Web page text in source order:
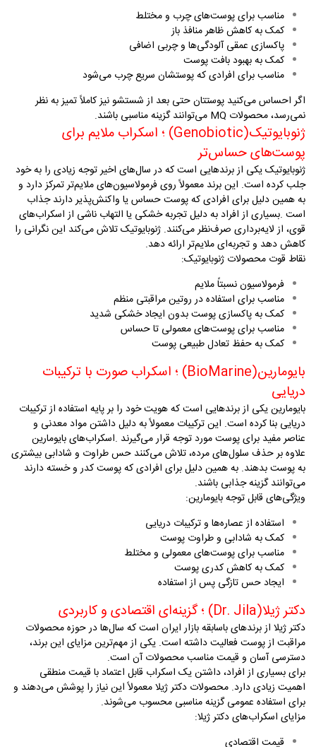
مناسب برای پوست‌های چرب و مختلط
کمک به کاهش ظاهر منافذ باز
پاکسازی عمقی آلودگی‌ها و چربی اضافی
کمک به بهبود بافت پوست
مناسب برای افرادی که پوستشان سریع چرب می‌شود
اگر احساس می‌کنید پوستتان حتی بعد از شستشو نیز کاملاً تمیز به نظر
نمی‌رسد، محصولات MQ می‌توانند گزینه مناسبی باشند.
ژنوبایوتیک(Genobiotic) ؛ اسکراب ملایم برای
پوست‌های حساس‌تر
ژنوبایوتیک یکی از برندهایی است که در سال‌های اخیر توجه زیادی را به خود
جلب کرده است. این برند معمولاً روی فرمولاسیون‌های ملایم‌تر تمرکز دارد و
به همین دلیل برای افرادی که پوست حساس یا واکنش‌پذیر دارند جذاب
است .بسیاری از افراد به دلیل تجربه خشکی یا التهاب ناشی از اسکراب‌های
قوی، از لایه‌برداری صرف‌نظر می‌کنند. ژنوبایوتیک تلاش می‌کند این نگرانی را
کاهش دهد و تجربه‌ای ملایم‌تر ارائه دهد.
نقاط قوت محصولات ژنوبایوتیک:
فرمولاسیون نسبتاً ملایم
مناسب برای استفاده در روتین مراقبتی منظم
کمک به پاکسازی پوست بدون ایجاد خشکی شدید
مناسب برای پوست‌های معمولی تا حساس
کمک به حفظ تعادل طبیعی پوست
بایومارین(BioMarine) ؛ اسکراب صورت با ترکیبات
دریایی
بایومارین یکی از برندهایی است که هویت خود را بر پایه استفاده از ترکیبات
دریایی بنا کرده است. این ترکیبات معمولاً به دلیل داشتن مواد معدنی و
عناصر مفید برای پوست مورد توجه قرار می‌گیرند .اسکراب‌های بایومارین
علاوه بر حذف سلول‌های مرده، تلاش می‌کنند حس طراوت و شادابی بیشتری
به پوست بدهند. به همین دلیل برای افرادی که پوست کدر و خسته دارند
می‌توانند گزینه جذابی باشند.
ویژگی‌های قابل توجه بایومارین:
استفاده از عصاره‌ها و ترکیبات دریایی
کمک به شادابی و طراوت پوست
مناسب برای پوست‌های معمولی و مختلط
کمک به کاهش کدری پوست
ایجاد حس تازگی پس از استفاده
دکتر ژیلا(Dr. Jila) ؛ گزینه‌ای اقتصادی و کاربردی
دکتر ژیلا از برندهای باسابقه بازار ایران است که سال‌ها در حوزه محصولات
مراقبت از پوست فعالیت داشته است. یکی از مهم‌ترین مزایای این برند،
دسترسی آسان و قیمت مناسب محصولات آن است.
برای بسیاری از افراد، داشتن یک اسکراب قابل اعتماد با قیمت منطقی
اهمیت زیادی دارد. محصولات دکتر ژیلا معمولاً این نیاز را پوشش می‌دهند و
برای استفاده عمومی گزینه مناسبی محسوب می‌شوند.
مزایای اسکراب‌های دکتر ژیلا:
قیمت اقتصادی